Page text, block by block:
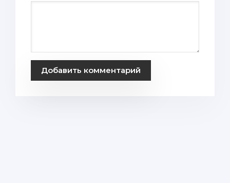
Добавить комментарий